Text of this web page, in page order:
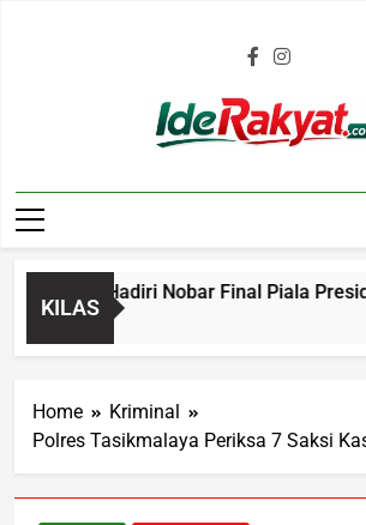
KILAS
Hadiri Nobar Final Piala
Home
Kriminal
Polres Tasikmalaya Periksa 7 Saksi